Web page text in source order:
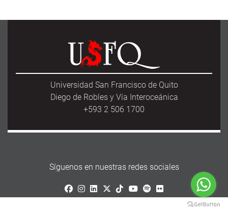
Universidad San Francisco de Quito
Diego de Robles y Vía Interoceánica
+593 2 506 1700
Síguenos en nuestras redes sociales